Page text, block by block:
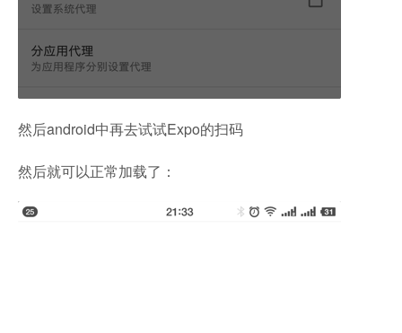
然后android中再去试试Expo的扫码
然后就可以正常加载了：